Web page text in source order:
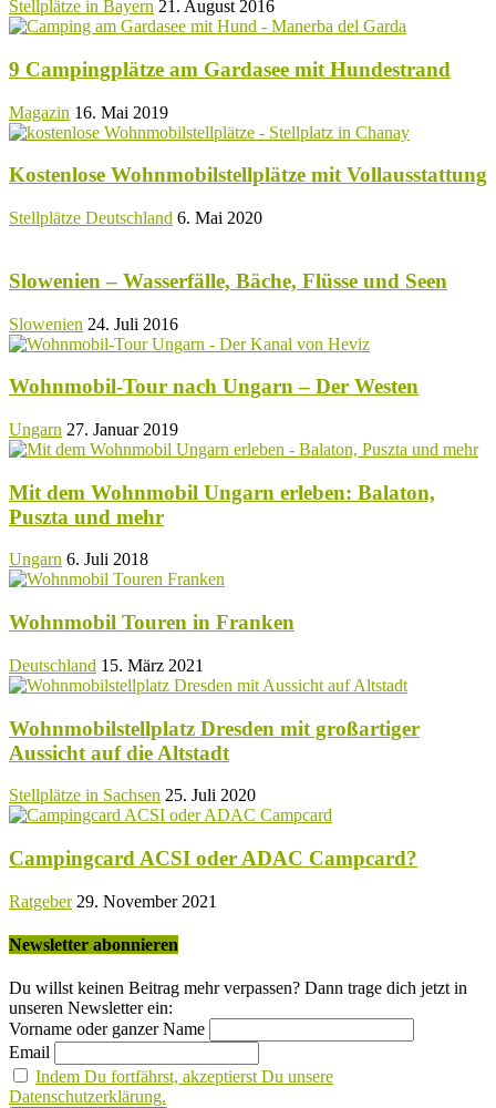
Stellplätze in Bayern 21. August 2016
9 Campingplätze am Gardasee mit Hundestrand
Magazin 16. Mai 2019
Kostenlose Wohnmobilstellplätze mit Vollausstattung
Stellplätze Deutschland 6. Mai 2020
Slowenien – Wasserfälle, Bäche, Flüsse und Seen
Slowenien 24. Juli 2016
Wohnmobil-Tour nach Ungarn – Der Westen
Ungarn 27. Januar 2019
Mit dem Wohnmobil Ungarn erleben: Balaton,
Puszta und mehr
Ungarn 6. Juli 2018
Wohnmobil Touren in Franken
Deutschland 15. März 2021
Wohnmobilstellplatz Dresden mit großartiger
Aussicht auf die Altstadt
Stellplätze in Sachsen 25. Juli 2020
Campingcard ACSI oder ADAC Campcard?
Ratgeber 29. November 2021
Newsletter abonnieren
Du willst keinen Beitrag mehr verpassen? Dann trage dich jetzt in
unseren Newsletter ein:
Vorname oder ganzer Name
Email
Indem Du fortfährst, akzeptierst Du unsere
Datenschutzerklärung.